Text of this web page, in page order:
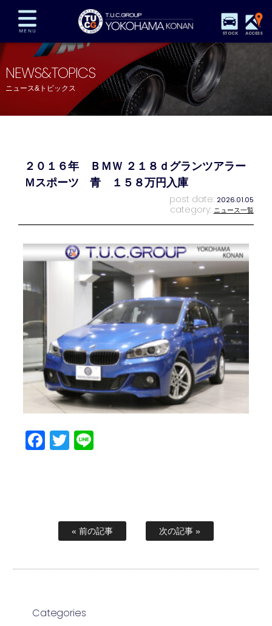
STOCK ACCESS
在庫車両情報 保証&サービス パーツリスト
TUCとは？ 店舗情報 アクセスマップ
全国納車 特別作業 注文販売
プライバシーポリシー スタッフblog
NEWS&TOPICS
ニュース&トピックス
２０１６年 ＢＭＷ ２１８ｄグランツアラー
Ｍスポーツ 青 １５８万円入庫
post date: 2026.01.05
category: ニュース一覧
Facebook
Twitter
« 前の記事 次の記事 »
Categories